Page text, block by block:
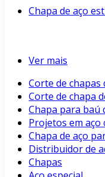
Chapa de aço
Ver mais
Corte de chapas
Corte de chapa
Chapa para baú
Projetos em aço
Chapa de aço
Distribuidor de
Chapas